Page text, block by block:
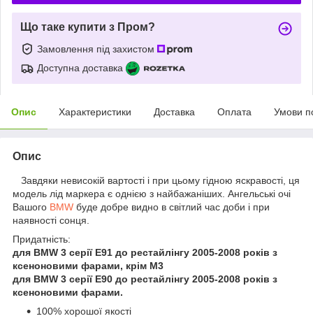
Що таке купити з Пром?
Замовлення під захистом
Доступна доставка
Опис Характеристики Доставка Оплата Умови
Опис
Завдяки невисокій вартості і при цьому гідною яскравості, ця
модель лід маркера є однією з найбажаніших. Ангельські очі
Вашого BMW буде добре видно в світлий час доби і при
наявності сонця.
Придатність:
для BMW 3 серії E91 до рестайлінгу 2005-2008 років з
ксеноновими фарами, крім M3
для BMW 3 серії E90 до рестайлінгу 2005-2008 років з
ксеноновими фарами.
100% хорошої якості